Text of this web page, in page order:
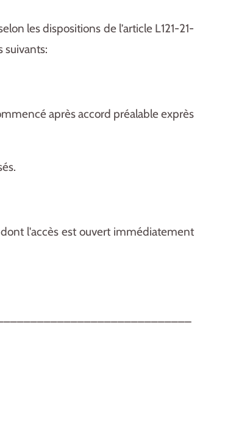
les dispositions de l’article L121-21-
suivants:
après accord préalable exprès
l'accès est ouvert immédiatement